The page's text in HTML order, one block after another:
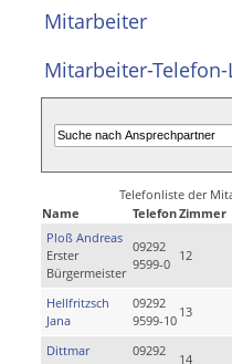
Mitarbeiter
Mitarbeiter-Telefon-
Telefonliste der
Name
TelefonZimmer
Ploß Andreas
Erster
Bürgermeister
09292
9599-0
12
Hellfritzsch
Jana
09292
9599-10
13
Dittmar
09292
14